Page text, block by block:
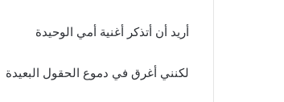
أريد أن أتذكر أغنية أمي الوحيدة
لكنني أغرق في دموع الحقول البعيدة